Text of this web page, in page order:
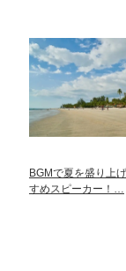
BGMで夏を盛り上
すめスピーカー！…